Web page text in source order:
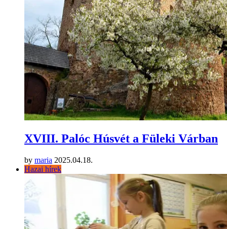
XVIII. Palóc Húsvét a Füleki Várban
by maria 2025.04.18.
Hazai hírek